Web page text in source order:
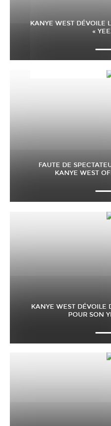
KANYE WEST DÉVOILE
«
FAUTE DE
KANYE WEST
KANYE WEST DÉVOILE
POUR SON